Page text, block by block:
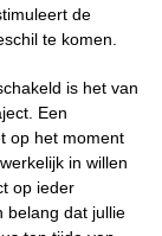
de
te komen.
is het van
Een
op het moment
in willen
op ieder
belang dat jullie